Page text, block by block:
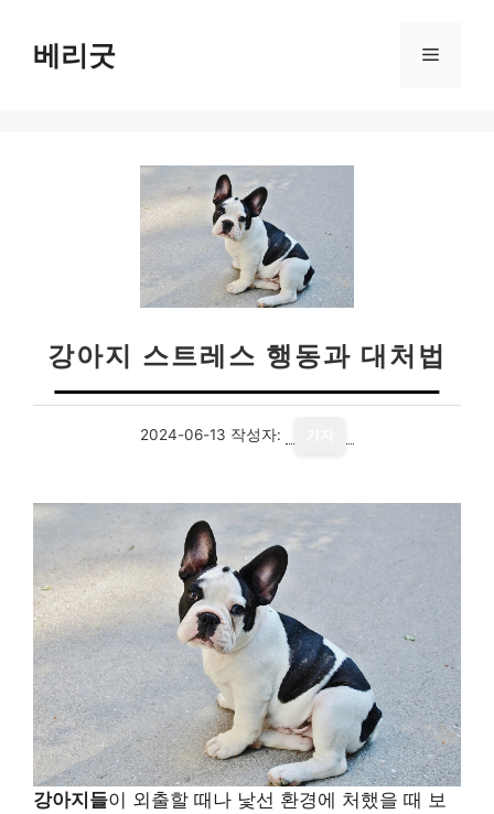
베리굿 메
강아지 스트레스 행동과 대처법
2024-06-13 작성자:
강아지들이 외출할 때나 낯선 환경에 처했을 때 보